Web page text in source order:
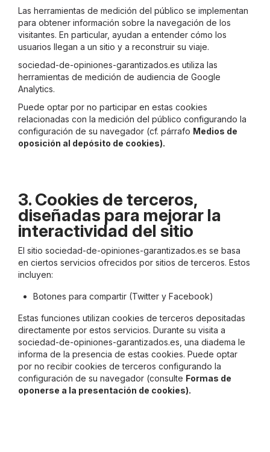
Las herramientas de medición del público se implementan
para obtener información sobre la navegación de los
visitantes. En particular, ayudan a entender cómo los
usuarios llegan a un sitio y a reconstruir su viaje.
sociedad-de-opiniones-garantizados.es utiliza las
herramientas de medición de audiencia de Google
Analytics.
Puede optar por no participar en estas cookies
relacionadas con la medición del público configurando la
configuración de su navegador (cf. párrafo Medios de
oposición al depósito de cookies).
3. Cookies de terceros,
diseñadas para mejorar la
interactividad del sitio
El sitio sociedad-de-opiniones-garantizados.es se basa
en ciertos servicios ofrecidos por sitios de terceros. Estos
incluyen:
Botones para compartir (Twitter y Facebook)
Estas funciones utilizan cookies de terceros depositadas
directamente por estos servicios. Durante su visita a
sociedad-de-opiniones-garantizados.es, una diadema le
informa de la presencia de estas cookies. Puede optar
por no recibir cookies de terceros configurando la
configuración de su navegador (consulte Formas de
oponerse a la presentación de cookies).